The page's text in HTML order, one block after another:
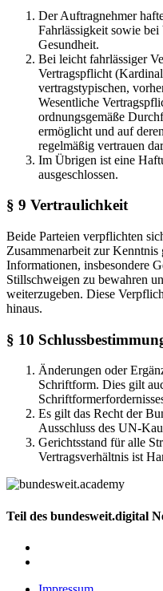
Der Auftragnehmer
Fahrlässigkeit sowie
Gesundheit.
Bei leicht fahrlässiger
Vertragspflicht
vertragstypischen,
Wesentliche
ordnungsgemäße
ermöglicht und auf
regelmäßig vertrauen
Im Übrigen ist eine
ausgeschlossen.
§ 9 Vertraulichkeit
Beide Parteien verpflichten
Zusammenarbeit zur Kenntnis
Informationen, insbesondere
Stillschweigen zu bewahren
weiterzugeben. Diese
hinaus.
§ 10
Änderungen oder
Schriftform. Dies gilt
Es gilt das Recht der
Ausschluss des UN-
Gerichtsstand für alle
Vertragsverhältnis ist
Teil des bundesweit.digital